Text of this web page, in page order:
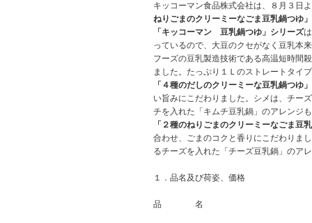
キッコーマン食品株式会社は、８月３日
ねりごまのクリーミーなごま豆乳鍋つゆ」
「キッコーマン 豆乳鍋つゆ」シリーズ
っているので、大豆のクセがなく豆乳本
フーズの豆乳製造技術である高温短時間
ました。たっぷり１Ｌのストレートタイ
「４種のだしのクリーミーな豆乳鍋つゆ」
い旨みにこだわりました。シメは、チー
チを入れた「キムチ豆乳鍋」のアレンジ
「２種のねりごまのクリーミーなごま豆
合わせ、ごまのコクと香りにこだわりま
るチーズを入れた「チーズ豆乳鍋」のア
１．品名及び荷姿、価格
品 名